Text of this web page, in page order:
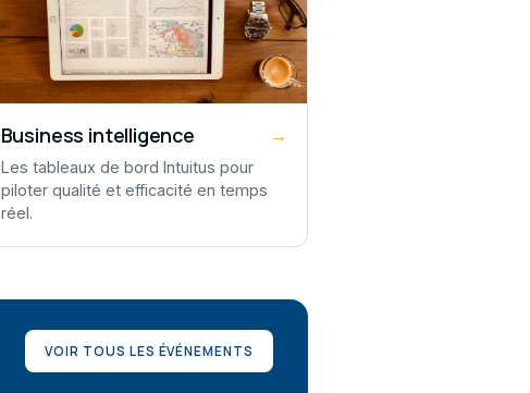
Business intelligence →
Les tableaux de bord Intuitus pour
piloter qualité et efficacité en temps
réel.
VOIR TOUS LES ÉVÉNEMENTS